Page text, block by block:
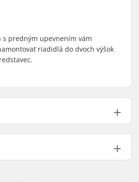
s predným upevnením vám
riadidlá do dvoch výšok
50mm, Front load
301g